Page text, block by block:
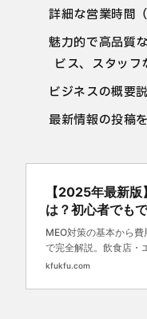
詳細な営業時間
魅力的で高品質
ビス、スタッフ
ビジネスの概要
最新情報の投稿
【2025年最新
は？初心者でも
Googleマップ集
ド
MEO対策の基本から費
で完全解説。飲食店・
見のGoogleマップ上位
からペナルティリスク
kfukfu.com